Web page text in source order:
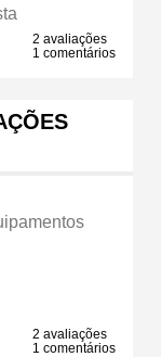
2 avaliações
1 comentários
2 avaliações
1 comentários